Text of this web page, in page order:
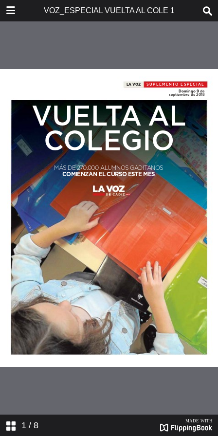
VOZ_ESPECIAL VUELTA AL COLE 10-09-2017
1 / 8
DOWNLOAD
VOZ 09-09-2018-SUPLEMENTO
CADIZ--2
VOZ 09-09-2018-SUPLEMENTO
CADIZ--3
VOZ 09-09-2018-SUPLEMENTO
CADIZ--4
VOZ 09-09-2018-SUPLEMENTO
CADIZ--5
VOZ 09-09-2018-SUPLEMENTO
CADIZ--6
VOZ 09-09-2018-SUPLEMENTO
CADIZ--7
VOZ 09-09-2018-SUPLEMENTO
CADIZ--8